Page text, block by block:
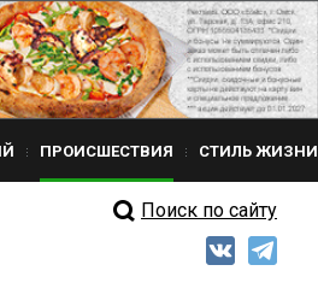
ПРОИСШЕСТВИЯ СТИЛЬ ЖИЗНИ
Поиск по сайту